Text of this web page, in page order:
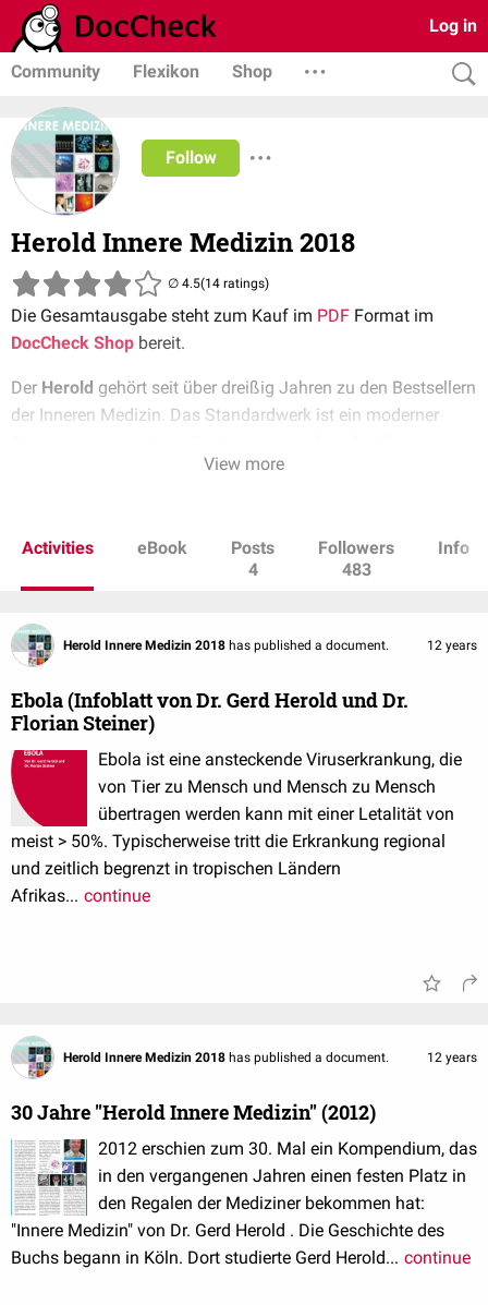
Log in
Community Flexikon Shop
Follow
Herold Innere Medizin 2018
(14 ratings)
Die Gesamtausgabe steht zum Kauf im PDF Format im
DocCheck Shop bereit.
Der Herold gehört seit über dreißig Jahren zu den Bestsellern
der Inneren Medizin. Das Standardwerk ist ein moderner
Variante des Herold ist für die Nutzung mit mobilen Geräten
optimiert. Das vorlesungsorientierte Lehrbuch wird jährlich
Stand. Der evidenzbasierte, systematisch strukturierte Inhalt
ist sowohl für den Medizinstudenten als auch für den
Kliniker absolut empfehlenswert. Alle internistischen
Erkrankungen werden kurz und prägnant vorgestellt.
View more
Activities eBook
Posts
4
Followers
483
Info
Herold Innere Medizin 2018 has published a document. 12 years
Ebola (Infoblatt von Dr. Gerd Herold und Dr.
Florian Steiner)
Ebola ist eine ansteckende Viruserkrankung, die
von Tier zu Mensch und Mensch zu Mensch
übertragen werden kann mit einer Letalität von
meist > 50%. Typischerweise tritt die Erkrankung regional
und zeitlich begrenzt in tropischen Ländern
Afrikas... continue
Herold Innere Medizin 2018 has published a document. 12 years
30 Jahre "Herold Innere Medizin" (2012)
2012 erschien zum 30. Mal ein Kompendium, das
in den vergangenen Jahren einen festen Platz in
den Regalen der Mediziner bekommen hat:
"Innere Medizin" von Dr. Gerd Herold . Die Geschichte des
Buchs begann in Köln. Dort studierte Gerd Herold... continue